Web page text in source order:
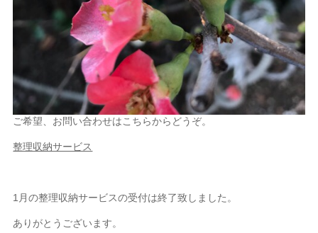
ご希望、お問い合わせはこちらからどうぞ。
整理収納サービス
1月の整理収納サービスの受付は終了致しました。
ありがとうございます。